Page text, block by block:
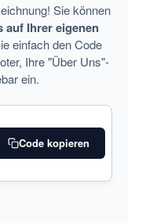
Sie können
auf Ihrer eigenen
einfach den Code
Ihre "Über Uns"-
ein.
Code kopieren